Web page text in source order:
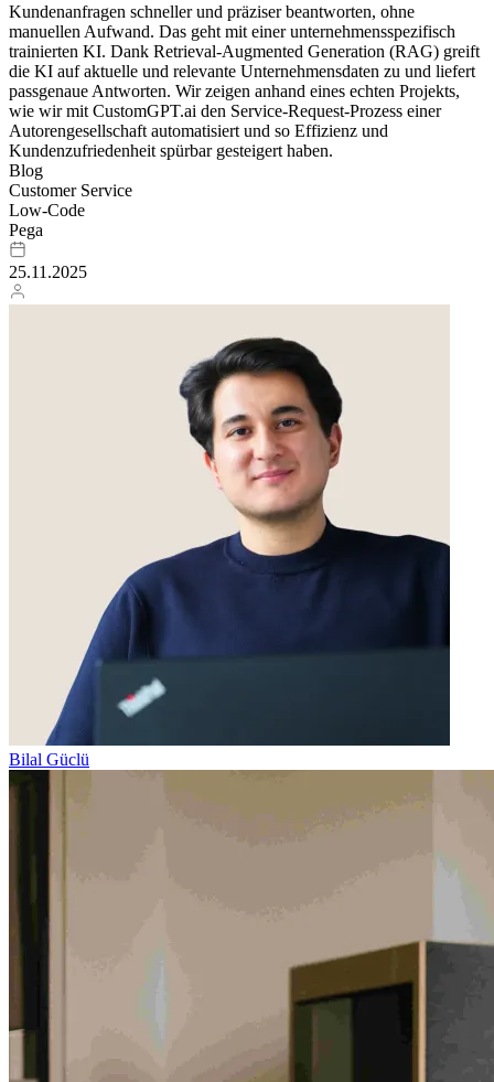
Kundenanfragen schneller und präziser beantworten, ohne
manuellen Aufwand. Das geht mit einer unternehmensspezifisch
trainierten KI. Dank Retrieval-Augmented Generation (RAG) greift
die KI auf aktuelle und relevante Unternehmensdaten zu und liefert
passgenaue Antworten. Wir zeigen anhand eines echten Projekts,
wie wir mit CustomGPT.ai den Service-Request-Prozess einer
Autorengesellschaft automatisiert und so Effizienz und
Kundenzufriedenheit spürbar gesteigert haben.
Blog
Customer Service
Low-Code
Pega
25.11.2025
Bilal Güclü